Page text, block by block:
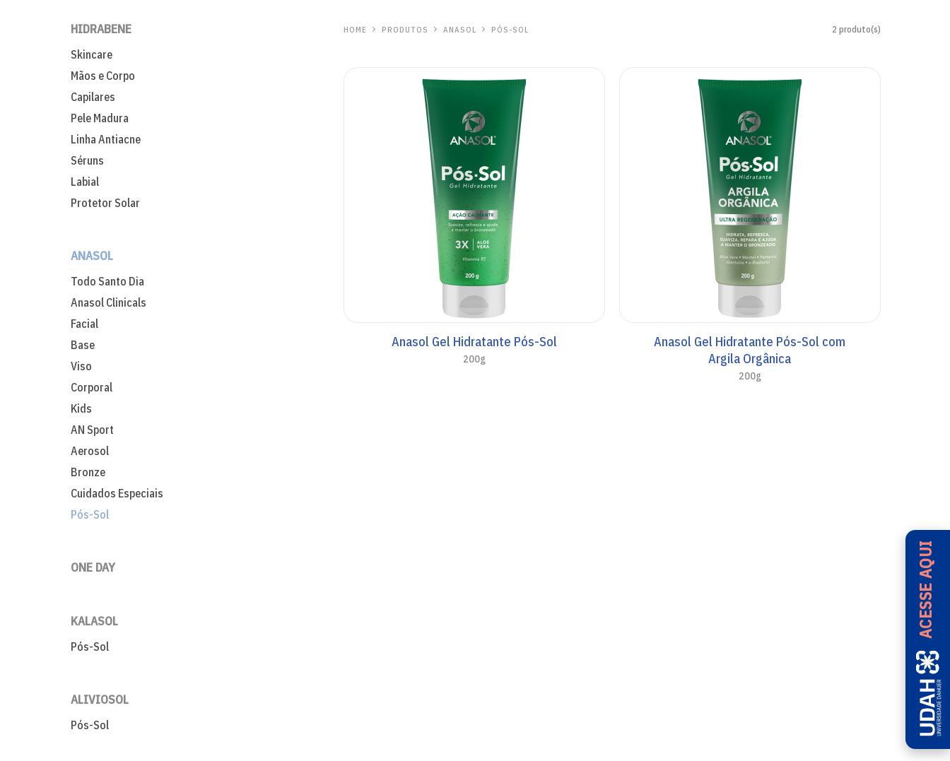
ACESSE AQUI
HIDRABENE
Skincare
Mãos e Corpo
Capilares
Pele Madura
Linha Antiacne
Séruns
Labial
Protetor Solar
ANASOL
Todo Santo Dia
Anasol Clinicals
Facial
Base
Viso
Corporal
Kids
AN Sport
Aerosol
Bronze
Cuidados Especiais
Pós-Sol
ONE DAY
KALASOL
Pós-Sol
ALIVIOSOL
Pós-Sol
HOME PRODUTOS ANASOL PÓS-SOL 2 produto(s)
Anasol Gel Hidratante Pós-Sol
200g
Anasol Gel Hidratante Pós-Sol com
Argila Orgânica
200g